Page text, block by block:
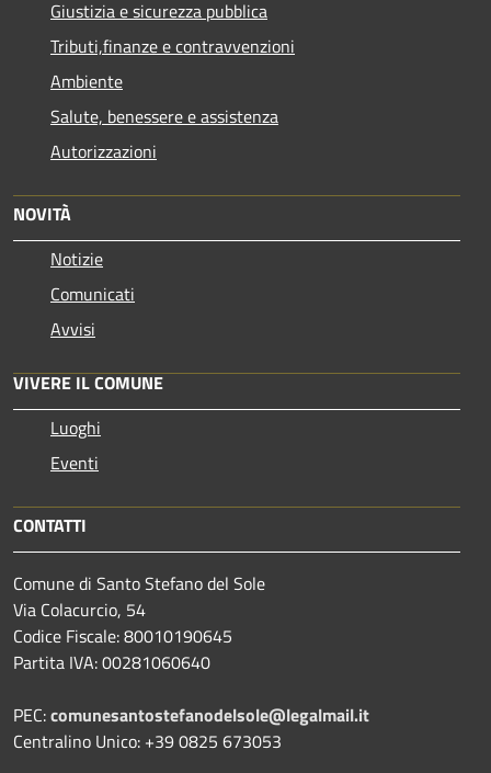
Giustizia e sicurezza pubblica
Tributi,finanze e contravvenzioni
Ambiente
Salute, benessere e assistenza
Autorizzazioni
NOVITÀ
Notizie
Comunicati
Avvisi
VIVERE IL COMUNE
Luoghi
Eventi
CONTATTI
Comune di Santo Stefano del Sole
Via Colacurcio, 54
Codice Fiscale: 80010190645
Partita IVA: 00281060640
PEC:comunesantostefanodelsole@legalmail.it
Centralino Unico: +39 0825 673053